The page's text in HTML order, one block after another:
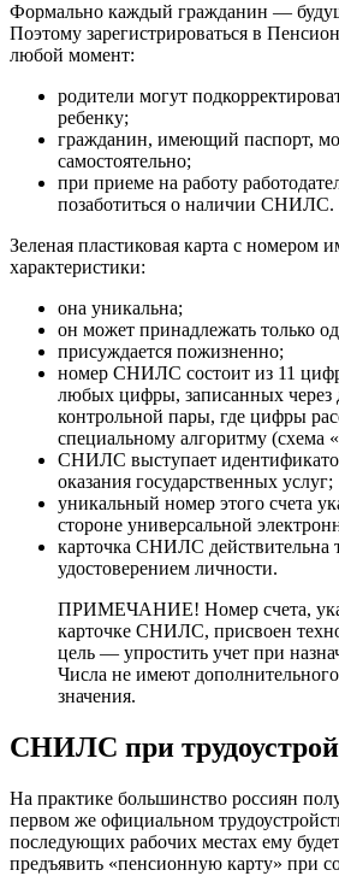
Формально каждый гражданин —
Поэтому зарегистрироваться в
любой момент:
родители могут
ребенку;
гражданин, имеющий паспорт,
самостоятельно;
при приеме на работу
позаботиться о наличии СНИЛС.
Зеленая пластиковая карта с номером
характеристики:
она уникальна;
он может принадлежать только
присуждается пожизненно;
номер СНИЛС состоит из 11
любых цифры, записанных через
контрольной пары, где цифры
специальному алгоритму (схема
СНИЛС выступает
оказания государственных услуг;
уникальный номер этого счета
стороне универсальной
карточка СНИЛС действительна
удостоверением личности.
ПРИМЕЧАНИЕ! Номер счета,
карточке СНИЛС, присвоен
цель — упростить учет при
Числа не имеют
значения.
СНИЛС при
На практике большинство россиян
первом же официальном
последующих рабочих местах ему
предъявить «пенсионную карту» при